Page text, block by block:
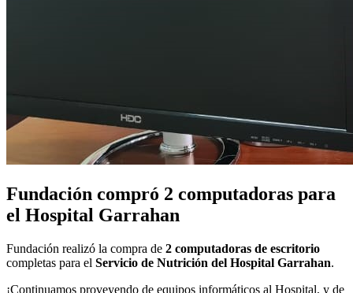
Fundación compró 2 computadoras para
el Hospital Garrahan
Fundación realizó la compra de 2 computadoras de escritorio
completas para el Servicio de Nutrición del Hospital Garrahan.
¡Continuamos proveyendo de equipos informáticos al Hospital, y de